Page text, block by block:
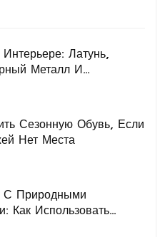
Латунь,
Металл И
Сталь
Сезонную Обувь, Если
Нет Места
С Природными
Как Использовать
Лён И Керамику